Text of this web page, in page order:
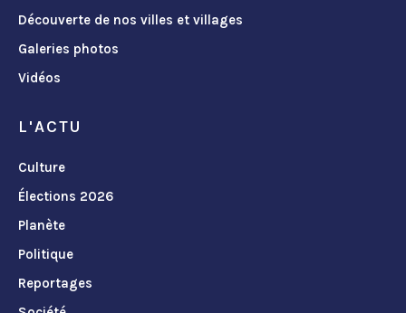
Découverte de nos villes et villages
Galeries photos
Vidéos
L'ACTU
Culture
Élections 2026
Planète
Politique
Reportages